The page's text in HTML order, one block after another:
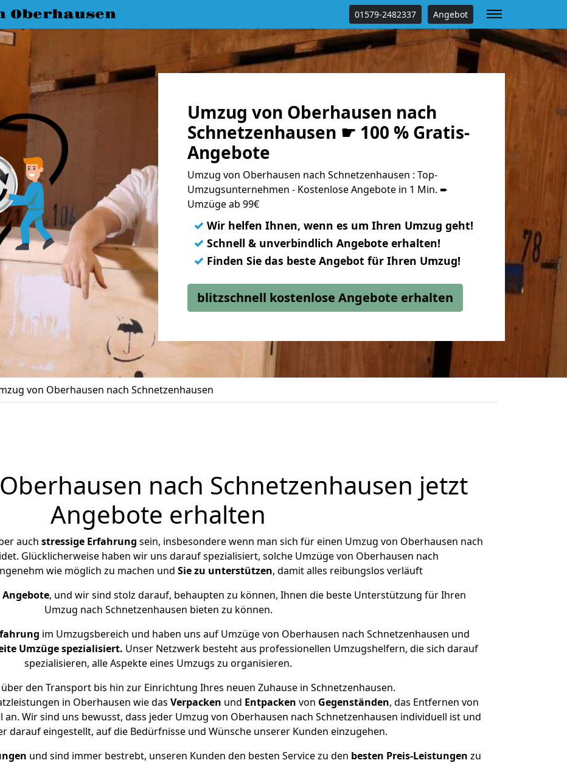
Oberhausen 01579-2482337 Angebot
Umzug von Oberhausen nach
Schnetzenhausen ☛ 100 % Gratis-
Angebote
Umzug von Oberhausen nach Schnetzenhausen : Top-
Umzugsunternehmen - Kostenlose Angebote in 1 Min. ➨
Umzüge ab 99€
✓ Wir helfen Ihnen, wenn es um Ihren Umzug geht!
✓ Schnell & unverbindlich Angebote erhalten!
✓ Finden Sie das beste Angebot für Ihren Umzug!
blitzschnell kostenlose Angebote erhalten
von Oberhausen nach Schnetzenhausen
nach Schnetzenhausen jetzt
Angebote erhalten
auch stressige Erfahrung sein, insbesondere wenn man sich für einen Umzug von Oberhausen nach
Glücklicherweise haben wir uns darauf spezialisiert, solche Umzüge von Oberhausen nach
wie möglich zu machen und Sie zu unterstützen, damit alles reibungslos verläuft
, und wir sind stolz darauf, behaupten zu können, Ihnen die beste Unterstützung für Ihren
Umzug nach Schnetzenhausen bieten zu können.
im Umzugsbereich und haben uns auf Umzüge von Oberhausen nach Schnetzenhausen und
Umzüge spezialisiert. Unser Netzwerk besteht aus professionellen Umzugshelfern, die sich darauf
spezialisieren, alle Aspekte eines Umzugs zu organisieren.
den Transport bis hin zur Einrichtung Ihres neuen Zuhause in Schnetzenhausen.
in Oberhausen wie das Verpacken und Entpacken von Gegenständen, das Entfernen von
Wir sind uns bewusst, dass jeder Umzug von Oberhausen nach Schnetzenhausen individuell ist und
darauf eingestellt, auf die Bedürfnisse und Wünsche unserer Kunden einzugehen.
und sind immer bestrebt, unseren Kunden den besten Service zu den besten Preis-Leistungen zu